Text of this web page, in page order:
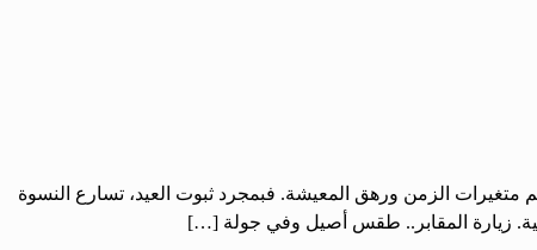
متغيرات الزمن ورهق المعيشة. فبمجرد ثبوت العيد، تسارع النسوة
زيارة المقابر.. طقس أصيل وفي جولة […]